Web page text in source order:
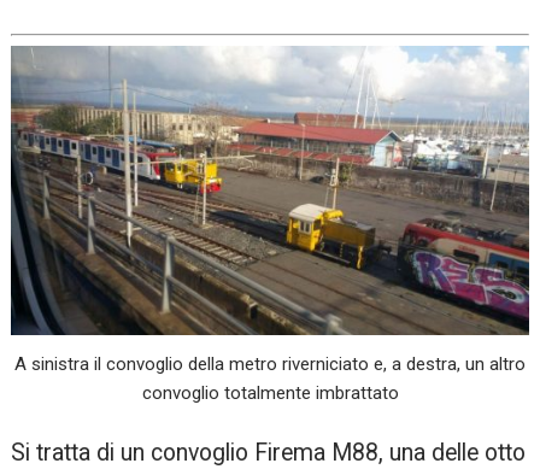
A sinistra il convoglio della metro riverniciato e, a destra, un altro
convoglio totalmente imbrattato
Si tratta di un convoglio Firema M88, una delle otto